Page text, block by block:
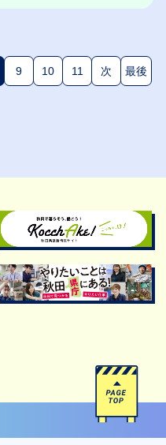
在のページ)
9 10 11 次 最後